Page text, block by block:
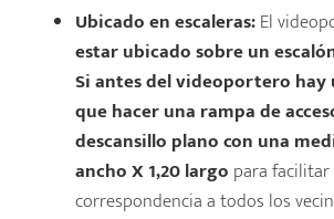
Ubicado en escaleras:El
estar ubicado sobre un
Si antes del videoportero hay
que hacer una rampa de
descansillo plano con una
ancho X 1,20 largo para facilitar
correspondencia a todos los